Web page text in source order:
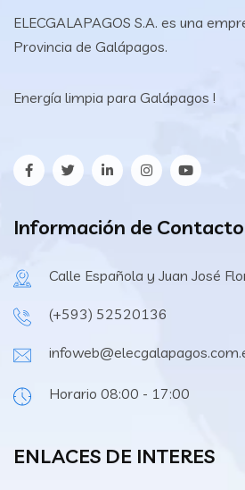
ELECGALAPAGOS S.A. es una
Provincia de Galápagos.
Energía limpia para Galápagos !
Información de Contacto
Calle Española y Juan José
(+593) 52520136
Horario 08:00 - 17:00
ENLACES DE INTERES